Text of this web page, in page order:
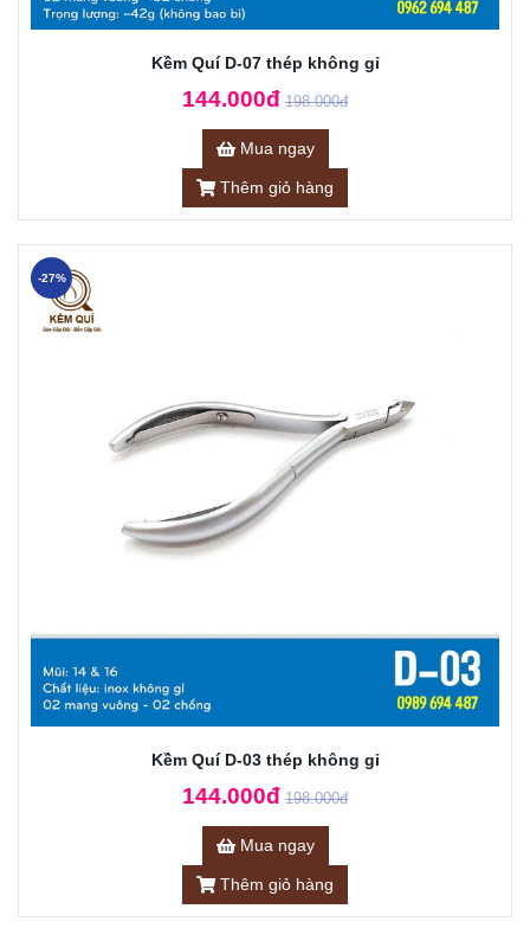
Kềm Quí D-07 thép không gỉ
144.000đ 198.000đ
Mua ngay
Thêm giỏ hàng
Kềm Quí D-03 thép không gỉ
144.000đ 198.000đ
-27%
Mua ngay
Thêm giỏ hàng